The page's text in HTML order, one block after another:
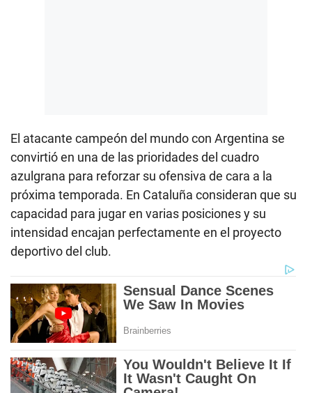
El atacante campeón del mundo con Argentina se
convirtió en una de las prioridades del cuadro
azulgrana para reforzar su ofensiva de cara a la
próxima temporada. En Cataluña consideran que su
capacidad para jugar en varias posiciones y su
intensidad encajan perfectamente en el proyecto
deportivo del club.